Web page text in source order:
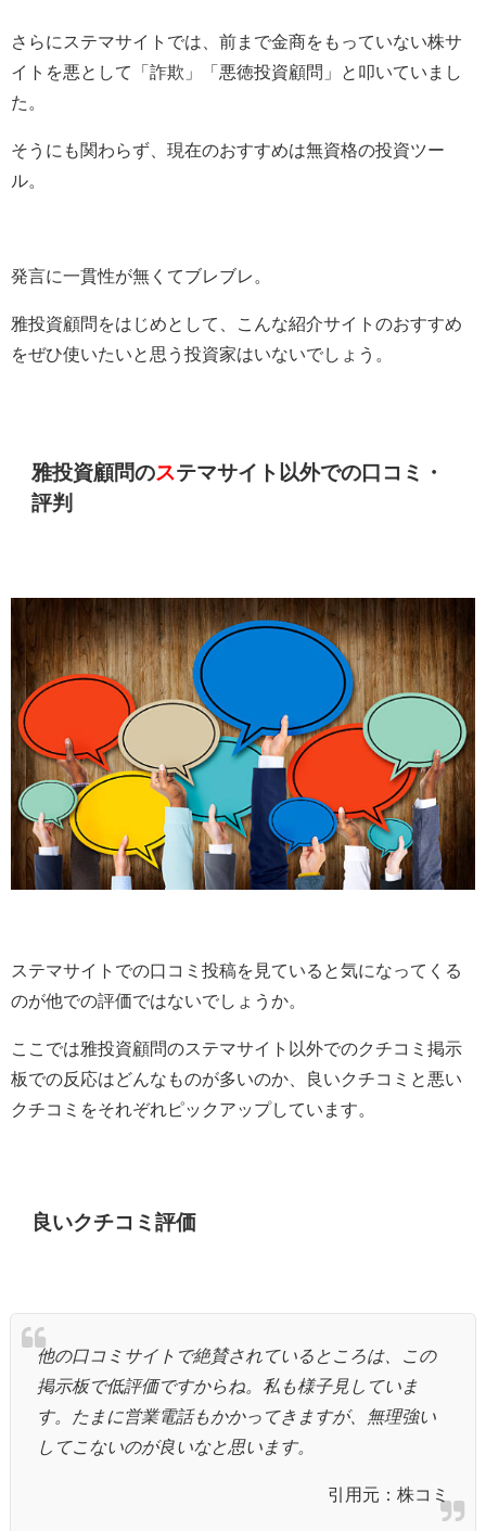
さらにステマサイトでは、前まで金商をもっていない株サ
イトを悪として「詐欺」「悪徳投資顧問」と叩いていまし
た。
そうにも関わらず、現在のおすすめは無資格の投資ツー
ル。
発言に一貫性が無くてブレブレ。
雅投資顧問をはじめとして、こんな紹介サイトのおすすめ
をぜひ使いたいと思う投資家はいないでしょう。
雅投資顧問のステマサイト以外での口コミ・
評判
ステマサイトでの口コミ投稿を見ていると気になってくる
のが他での評価ではないでしょうか。
ここでは雅投資顧問のステマサイト以外でのクチコミ掲示
板での反応はどんなものが多いのか、良いクチコミと悪い
クチコミをそれぞれピックアップしています。
良いクチコミ評価
他の口コミサイトで絶賛されているところは、この
掲示板で低評価ですからね。私も様子見していま
す。たまに営業電話もかかってきますが、無理強い
してこないのが良いなと思います。
引用元：株コミ